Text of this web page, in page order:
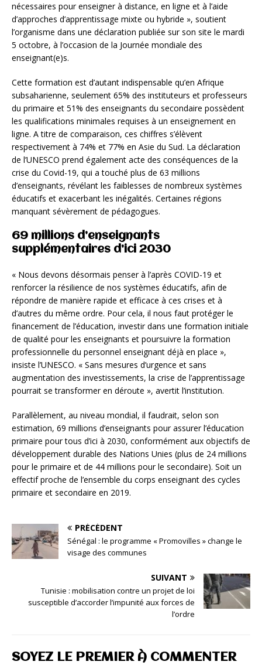
nécessaires pour enseigner à distance, en ligne et à l’aide
d’approches d’apprentissage mixte ou hybride », soutient
l’organisme dans une déclaration publiée sur son site le mardi
5 octobre, à l’occasion de la Journée mondiale des
enseignant(e)s.
Cette formation est d’autant indispensable qu’en Afrique
subsaharienne, seulement 65% des instituteurs et professeurs
du primaire et 51% des enseignants du secondaire possèdent
les qualifications minimales requises à un enseignement en
ligne. A titre de comparaison, ces chiffres s’élèvent
respectivement à 74% et 77% en Asie du Sud. La déclaration
de l’UNESCO prend également acte des conséquences de la
crise du Covid-19, qui a touché plus de 63 millions
d’enseignants, révélant les faiblesses de nombreux systèmes
éducatifs et exacerbant les inégalités. Certaines régions
manquant sévèrement de pédagogues.
69 millions d’enseignants
supplémentaires d’ici 2030
« Nous devons désormais penser à l’après COVID-19 et
renforcer la résilience de nos systèmes éducatifs, afin de
répondre de manière rapide et efficace à ces crises et à
d’autres du même ordre. Pour cela, il nous faut protéger le
financement de l’éducation, investir dans une formation initiale
de qualité pour les enseignants et poursuivre la formation
professionnelle du personnel enseignant déjà en place »,
insiste l’UNESCO. « Sans mesures d’urgence et sans
augmentation des investissements, la crise de l’apprentissage
pourrait se transformer en déroute », avertit l’institution.
Parallèlement, au niveau mondial, il faudrait, selon son
estimation, 69 millions d’enseignants pour assurer l’éducation
primaire pour tous d’ici à 2030, conformément aux objectifs de
développement durable des Nations Unies (plus de 24 millions
pour le primaire et de 44 millions pour le secondaire). Soit un
effectif proche de l’ensemble du corps enseignant des cycles
primaire et secondaire en 2019.
PRÉCÉDENT
Sénégal : le programme « Promovilles » change le
visage des communes
SUIVANT
Tunisie : mobilisation contre un projet de loi
susceptible d’accorder l’impunité aux forces de
l’ordre
SOYEZ LE PREMIER À COMMENTER